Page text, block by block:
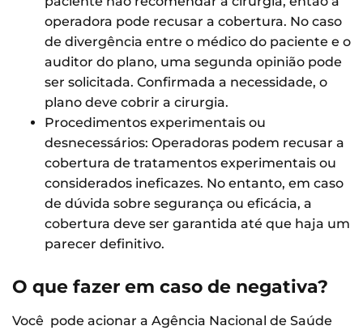
operadora pode recusar a cobertura. No caso
de divergência entre o médico do paciente e o
auditor do plano, uma segunda opinião pode
ser solicitada. Confirmada a necessidade, o
plano deve cobrir a cirurgia.
Procedimentos experimentais ou
desnecessários: Operadoras podem recusar a
cobertura de tratamentos experimentais ou
considerados ineficazes. No entanto, em caso
de dúvida sobre segurança ou eficácia, a
cobertura deve ser garantida até que haja um
parecer definitivo.
O que fazer em caso de negativa?
Você pode acionar a Agência Nacional de Saúde